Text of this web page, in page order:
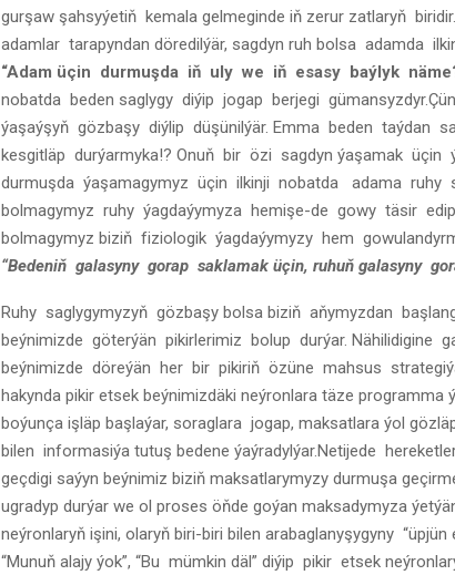
gurşaw şahsyýetiň kemala gelmeginde iň zerur zatlaryň
adamlar tarapyndan döredilýär, sagdyn ruh bolsa adamda
“Adam üçin durmuşda iň uly we iň esasy baýlyk
nobatda beden saglygy diýip jogap berjegi
ýaşaýşyň gözbaşy diýlip düşünilýär. Emma beden taýdan
kesgitläp durýarmyka!? Onuň bir özi sagdyn ýaşamak üçin
durmuşda ýaşamagymyz üçin ilkinji nobatda adama ruhy
bolmagymyz ruhy ýagdaýymyza hemişe-de gowy täsir
bolmagymyz biziň fiziologik ýagdaýymyzy hem
“Bedeniň galasyny gorap saklamak üçin, ruhuň galasyny
Ruhy saglygymyzyň gözbaşy bolsa biziň aňymyzdan
beýnimizde göterýän pikirlerimiz bolup durýar. Nähilidigine
beýnimizde döreýän her bir pikiriň özüne mahsus
hakynda pikir etsek beýnimizdäki neýronlara täze programma
boýunça işläp başlaýar, soraglara jogap, maksatlara ýol
bilen informasiýa tutuş bedene ýaýradylýar.Netijede
geçdigi saýyn beýnimiz biziň maksatlarymyzy durmuşa
ugradyp durýar we ol proses öňde goýan maksadymyza
neýronlaryň işini, olaryň biri-biri bilen arabaglanyşygyny “üpjün
“Munuň alajy ýok”, “Bu mümkin däl” diýip pikir etsek